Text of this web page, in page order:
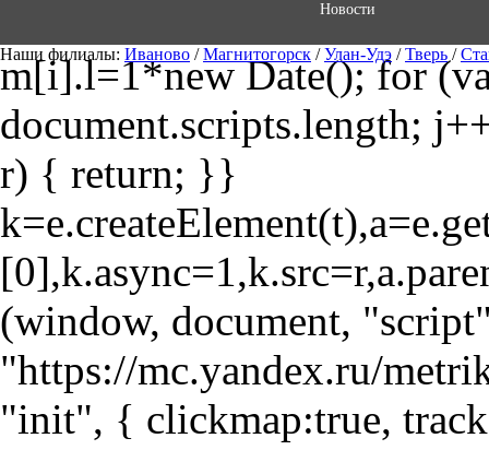
Новости
Наши филиалы: Иваново /Магнитогорск /Улан-Удэ /Тверь /
m[i].l=1*new Date(); for
document.scripts.length;
r) { return; }}
(window, document,
"https://mc.yandex.ru/
"init", { clickmap:true,